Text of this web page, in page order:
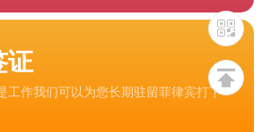
证
工作我们可以为您长期驻留菲律宾打下